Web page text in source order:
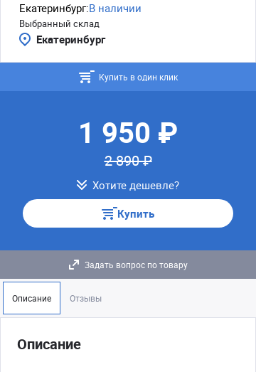
Екатеринбург:В наличии
Выбранный склад
Екатеринбург
Купить в один клик
1 950 ₽
2 890 ₽
Хотите дешевле?
Купить
Задать вопрос по товару
Описание Отзывы
Описание